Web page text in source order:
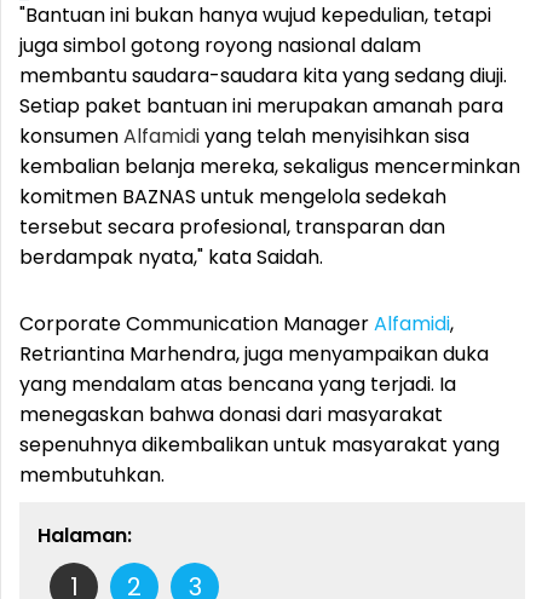
"Bantuan ini bukan hanya wujud kepedulian, tetapi
juga simbol gotong royong nasional dalam
membantu saudara-saudara kita yang sedang diuji.
Setiap paket bantuan ini merupakan amanah para
konsumenAlfamidiyang telah menyisihkan sisa
kembalian belanja mereka, sekaligus mencerminkan
komitmen BAZNAS untuk mengelola sedekah
tersebut secara profesional, transparan dan
berdampak nyata," kata Saidah.
Corporate Communication ManagerAlfamidi,
Retriantina Marhendra, juga menyampaikan duka
yang mendalam atas bencana yang terjadi. Ia
menegaskan bahwa donasi dari masyarakat
sepenuhnya dikembalikan untuk masyarakat yang
membutuhkan.
Halaman:
1 2 3